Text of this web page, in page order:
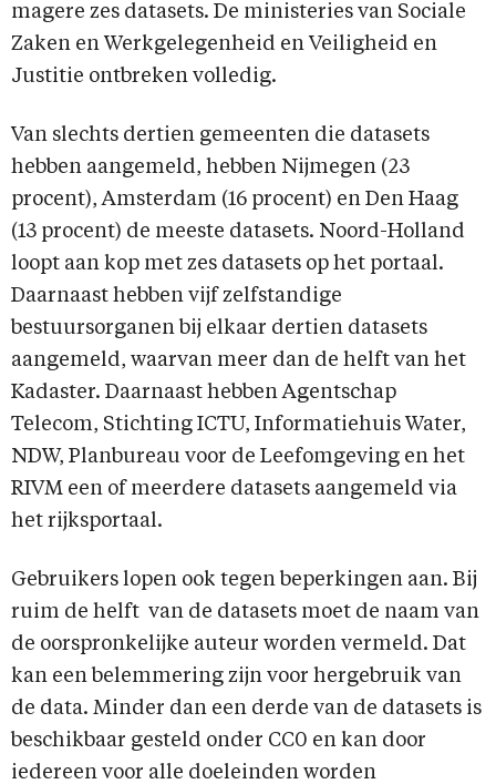
magere zes datasets. De ministeries van Sociale
Zaken en Werkgelegenheid en Veiligheid en
Justitie ontbreken volledig.
Van slechts dertien gemeenten die datasets
hebben aangemeld, hebben Nijmegen (23
procent), Amsterdam (16 procent) en Den Haag
(13 procent) de meeste datasets. Noord-Holland
loopt aan kop met zes datasets op het portaal.
Daarnaast hebben vijf zelfstandige
bestuursorganen bij elkaar dertien datasets
aangemeld, waarvan meer dan de helft van het
Kadaster. Daarnaast hebben Agentschap
Telecom, Stichting ICTU, Informatiehuis Water,
NDW, Planbureau voor de Leefomgeving en het
RIVM een of meerdere datasets aangemeld via
het rijksportaal.
Gebruikers lopen ook tegen beperkingen aan. Bij
ruim de helft van de datasets moet de naam van
de oorspronkelijke auteur worden vermeld. Dat
kan een belemmering zijn voor hergebruik van
de data. Minder dan een derde van de datasets is
beschikbaar gesteld onder CC0 en kan door
iedereen voor alle doeleinden worden